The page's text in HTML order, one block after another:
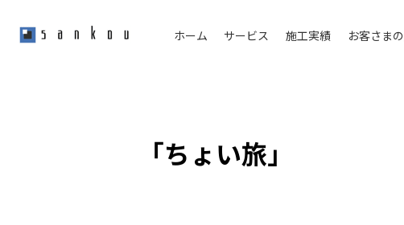
ホーム サービス 施工実績 お客さま
「ちょい旅」